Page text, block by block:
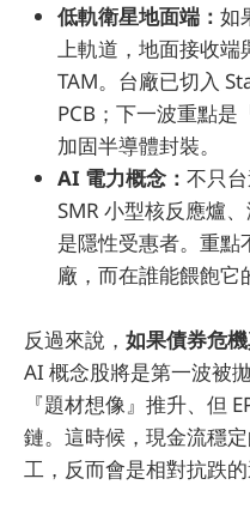
低軌衛星地面端： 如
上軌道，地面接收端
TAM。台廠已切入
PCB；下一波重點是
加固半導體封裝。
AI 電力概念： 不只
SMR 小型核反應爐
是隱性受惠者。重點
廠，而在誰能餵飽它
反過來說， 如果債券危
AI 概念股將是第一波被
『題材想像』推升、但
鏈。這時候，現金流穩
工，反而會是相對抗跌的